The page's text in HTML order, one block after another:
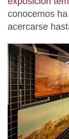
conocemos
acercarse